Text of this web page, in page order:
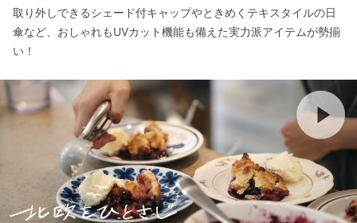
取り外しできるシェード付キャップやときめくテキスタイルの日
傘など、おしゃれもUVカット機能も備えた実力派アイテムが勢揃
い！